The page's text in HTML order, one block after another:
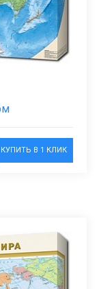
КУПИТЬ В 1 КЛИК